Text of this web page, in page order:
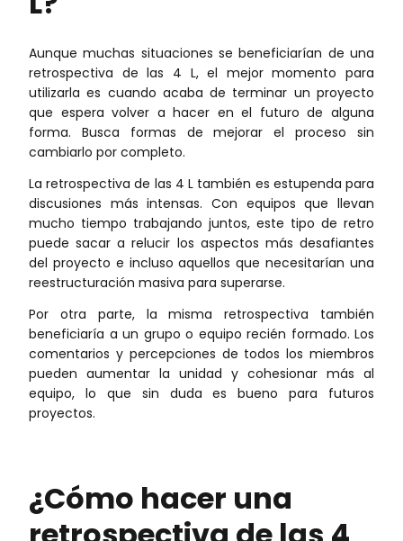
Aunque muchas situaciones se beneficiarían de una
retrospectiva de las 4 L, el mejor momento para
utilizarla es cuando acaba de terminar un proyecto
que espera volver a hacer en el futuro de alguna
forma. Busca formas de mejorar el proceso sin
cambiarlo por completo.
La retrospectiva de las 4 L también es estupenda para
discusiones más intensas. Con equipos que llevan
mucho tiempo trabajando juntos, este tipo de retro
puede sacar a relucir los aspectos más desafiantes
del proyecto e incluso aquellos que necesitarían una
reestructuración masiva para superarse.
Por otra parte, la misma retrospectiva también
beneficiaría a un grupo o equipo recién formado. Los
comentarios y percepciones de todos los miembros
pueden aumentar la unidad y cohesionar más al
equipo, lo que sin duda es bueno para futuros
proyectos.
¿Cómo hacer una